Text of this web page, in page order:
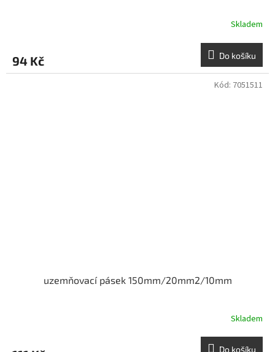
Skladem
94 Kč Do košíku
uzemňovací pásek 150mm/20mm2/10mm
Skladem
Do košíku
Kód: 7051511